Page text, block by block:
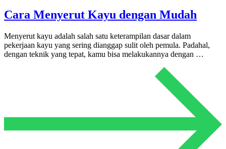
Cara Menyerut Kayu dengan Mudah
Menyerut kayu adalah salah satu keterampilan dasar dalam
pekerjaan kayu yang sering dianggap sulit oleh pemula. Padahal,
dengan teknik yang tepat, kamu bisa melakukannya dengan …